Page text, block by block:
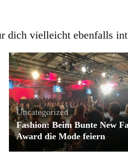
dich vielleicht ebenfalls
Uncategorized
Fashion: Beim Bunte New
Award die Mode feiern